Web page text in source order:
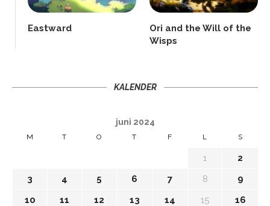
Eastward
Ori and the Will of the
Wisps
KALENDER
juni 2024
M T O T F L S
1
2
3
4 5 6 7 8
9
10
11 12 13 14 15
16